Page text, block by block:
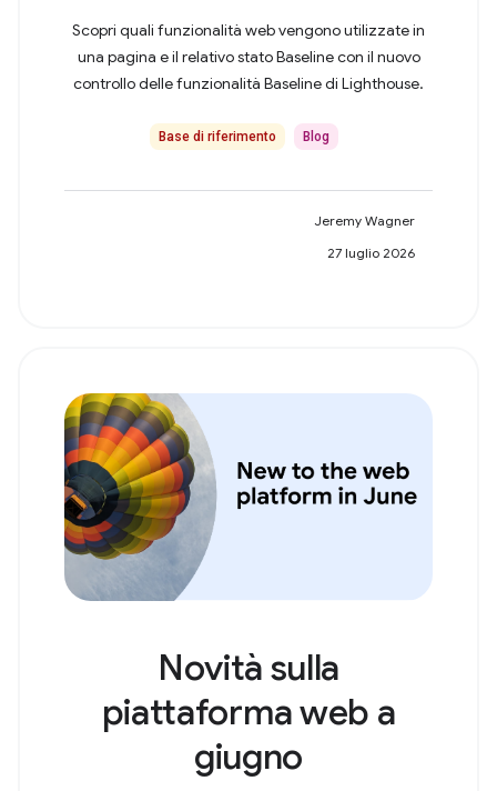
Scopri quali funzionalità web vengono utilizzate in
una pagina e il relativo stato Baseline con il nuovo
controllo delle funzionalità Baseline di Lighthouse.
Base di riferimento Blog
Jeremy Wagner
27 luglio 2026
Novità sulla
piattaforma web a
giugno